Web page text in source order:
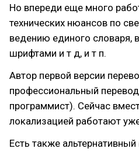
Но впереди еще много
технических нюансов по
ведению единого словаря,
шрифтами и т д, и т п.
Автор первой версии
профессиональный
программист). Сейчас
локализацией работают
Есть также